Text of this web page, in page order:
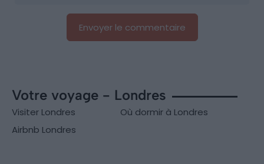
Votre voyage - Londres
Visiter Londres
Où dormir à Londres
Airbnb Londres